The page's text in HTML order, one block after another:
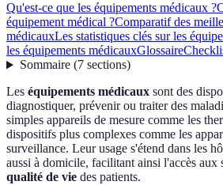
Qu'est-ce que les équipements médicaux ?
équipement médical ?Comparatif des
médicauxLes statistiques clés sur les
les équipements médicauxGlossaire
Sommaire(7 sections)
Les équipements médicaux sont des
diagnostiquer, prévenir ou traiter des
simples appareils de mesure comme les
dispositifs plus complexes comme les
surveillance. Leur usage s'étend dans les
aussi à domicile, facilitant ainsi l'accès aux
qualité de vie des patients.